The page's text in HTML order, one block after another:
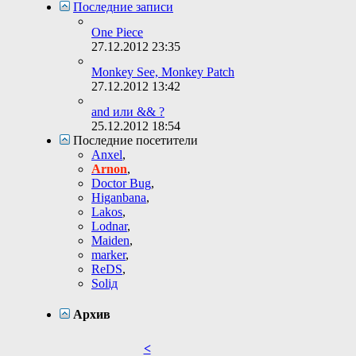
Последние записи
One Piece
27.12.2012 23:35
Monkey See, Monkey Patch
27.12.2012 13:42
and или && ?
25.12.2012 18:54
Последние посетители
Anxel,
Arnon,
Doctor Bug,
Higanbana,
Lakos,
Lodnar,
Maiden,
marker,
ReDS,
Soliд
Архив
<